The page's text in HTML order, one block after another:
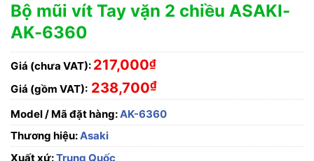
Bộ mũi vít Tay vặn 2 chiều ASAKI-
AK-6360
Giá (chưa VAT): 217,000₫
Giá (gồm VAT): 238,700₫
Model / Mã đặt hàng:AK-6360
Thương hiệu:Asaki
Xuất xứ:Trung Quốc